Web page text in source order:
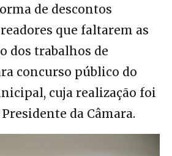
de descontos
que faltarem as
dos trabalhos de
concurso público do
cuja realização foi
da Câmara.